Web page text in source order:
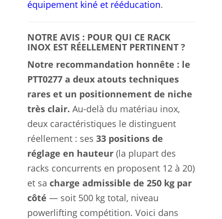
équipement kiné et rééducation.
NOTRE AVIS : POUR QUI CE RACK
INOX EST RÉELLEMENT PERTINENT ?
Notre recommandation honnête : le
PTT0277 a deux atouts techniques
rares et un positionnement de niche
très clair. Au-delà du matériau inox,
deux caractéristiques le distinguent
réellement : ses 33 positions de
réglage en hauteur (la plupart des
racks concurrents en proposent 12 à 20)
et sa charge admissible de 250 kg par
côté — soit 500 kg total, niveau
powerlifting compétition. Voici dans